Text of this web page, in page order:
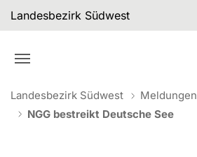
Skip to main navigation
Skip to main content
Skip to page footer
Landesbezirk Südwest
You are here:
Landesbezirk Südwest
Meldungen
NGG bestreikt Deutsche See